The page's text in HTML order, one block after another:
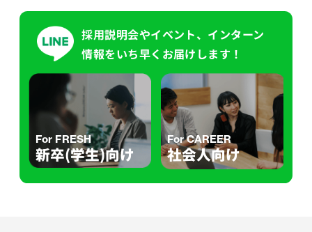
採用説明会やイベント、インターン
情報をいち早くお届けします！
For FRESH
新卒(学生)向け
For CAREER
社会人向け